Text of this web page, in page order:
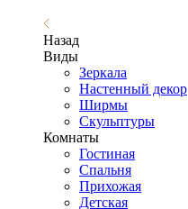
Назад
Виды
Зеркала
Настенный декор
Ширмы
Скульптуры
Комнаты
Гостиная
Спальня
Прихожая
Детская